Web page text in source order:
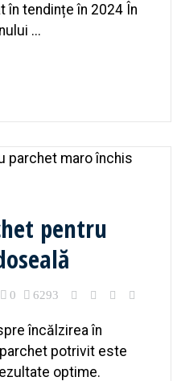
tendințe în 2024 În
...
pentru
0 6293
încălzirea în
potrivit este
optime.